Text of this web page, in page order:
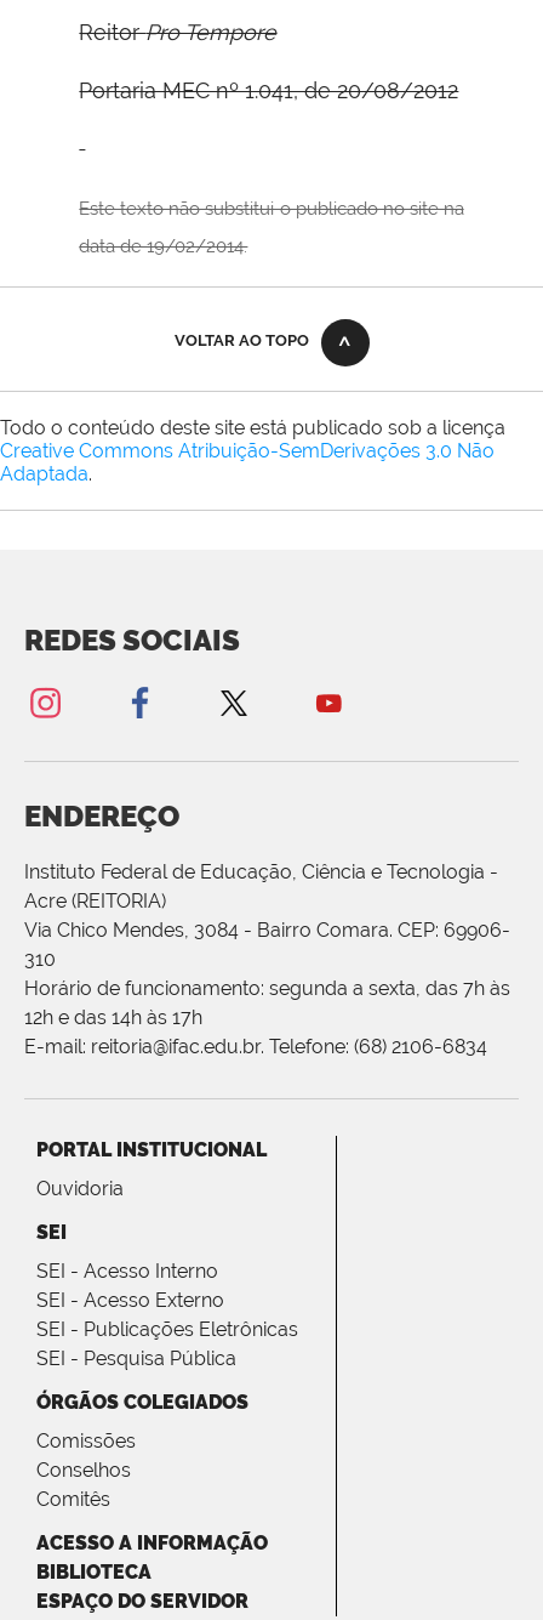
ReitorPro Tempore
Portaria MEC nº 1.041, de 20/08/2012
Este texto não substitui o publicado no site na
data de 19/02/2014.
VOLTAR AO TOPO
Todo o conteúdo deste site está publicado sob a licença
Creative Commons Atribuição-SemDerivações 3.0 Não
Adaptada.
REDES SOCIAIS
ENDEREÇO
Instituto Federal de Educação, Ciência e Tecnologia -
Acre (REITORIA)
Via Chico Mendes, 3084 - Bairro Comara. CEP: 69906-
310
Horário de funcionamento: segunda a sexta, das 7h às
12h e das 14h às 17h
E-mail: reitoria@ifac.edu.br. Telefone: (68) 2106-6834
PORTAL INSTITUCIONAL
Ouvidoria
SEI
SEI - Acesso Interno
SEI - Acesso Externo
SEI - Publicações Eletrônicas
SEI - Pesquisa Pública
ÓRGÃOS COLEGIADOS
Comissões
Conselhos
Comitês
ACESSO A INFORMAÇÃO
BIBLIOTECA
ESPAÇO DO SERVIDOR